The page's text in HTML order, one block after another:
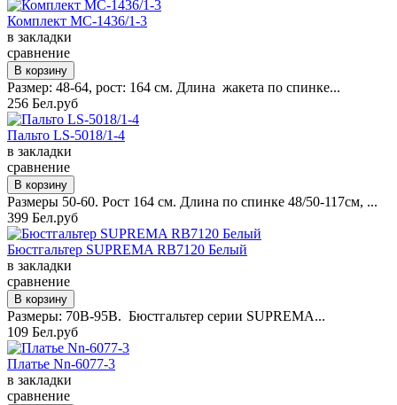
Комплект MC-1436/1-3
в закладки
сравнение
Размер: 48-64, рост: 164 см. Длина жакета по спинке...
256 Бел.руб
Пальто LS-5018/1-4
в закладки
сравнение
Размеры 50-60. Рост 164 см. Длина по спинке 48/50-117см, ...
399 Бел.руб
Бюстгальтер SUPREMA RB7120 Белый
в закладки
сравнение
Размеры: 70B-95B. Бюстгальтер серии SUPREMA...
109 Бел.руб
Платье Nn-6077-3
в закладки
сравнение